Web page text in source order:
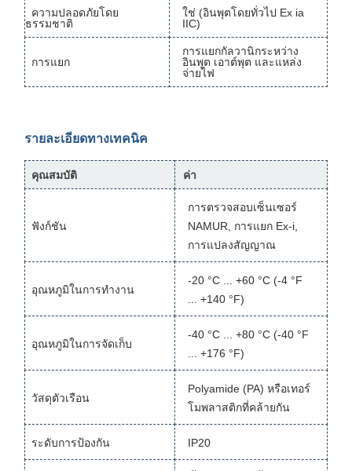
ความปลอดภัยโดย
ธรรมชาติ
ใช่ (อินพุตโดยทั่วไป Ex ia
IIC)
การแยก
การแยกกัลวานิกระหว่าง
อินพุต เอาต์พุต และแหล่ง
จ่ายไฟ
รายละเอียดทางเทคนิค
คุณสมบัติ ค่า
ฟังก์ชัน
การตรวจสอบเซ็นเซอร์
NAMUR, การแยก Ex-i,
การแปลงสัญญาณ
อุณหภูมิในการทำงาน
-20 °C ... +60 °C (-4 °F
... +140 °F)
อุณหภูมิในการจัดเก็บ
-40 °C ... +80 °C (-40 °F
... +176 °F)
วัสดุตัวเรือน
Polyamide (PA) หรือเทอร์
โมพลาสติกที่คล้ายกัน
ระดับการป้องกัน IP20